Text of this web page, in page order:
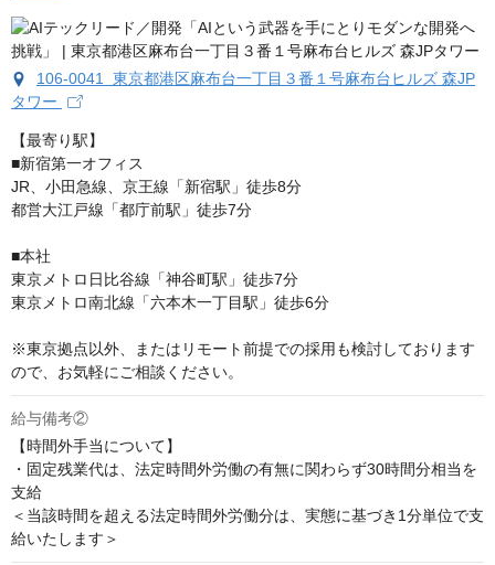
106-0041 東京都港区麻布台一丁目３番１号麻布台ヒルズ 森JP
タワー
【最寄り駅】
■新宿第一オフィス
JR、小田急線、京王線「新宿駅」徒歩8分
都営大江戸線「都庁前駅」徒歩7分
■本社
東京メトロ日比谷線「神谷町駅」徒歩7分
東京メトロ南北線「六本木一丁目駅」徒歩6分
※東京拠点以外、またはリモート前提での採用も検討しております
ので、お気軽にご相談ください。
給与備考②
【時間外手当について】
・固定残業代は、法定時間外労働の有無に関わらず30時間分相当を
支給
＜当該時間を超える法定時間外労働分は、実態に基づき1分単位で支
給いたします＞